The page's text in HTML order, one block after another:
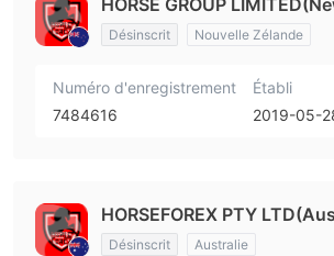
HORSE GROUP
Désinscrit Nouvelle Zélande
Numéro d'enregistrement
7484616
Établi
2019-05-
HORSEFOREX PTY
Désinscrit Australie